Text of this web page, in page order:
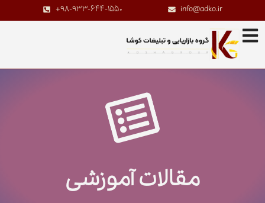
info@adko.ir
+98-933-644-1550
مقالات آموزشی